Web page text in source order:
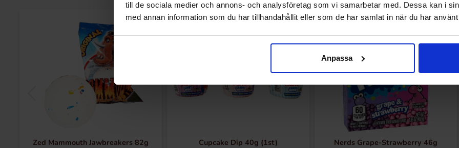
till de sociala medier och annons- och analysföretag som vi samarbetar med. Dessa kan i
med annan information som du har tillhandahållit eller som de har samlat in när du har
Anpassa
Zed Mammouth Jawbreakers 82g
-35%
Cupcake Dip 40g (1st) Nerds Grape-Strawberry 46g